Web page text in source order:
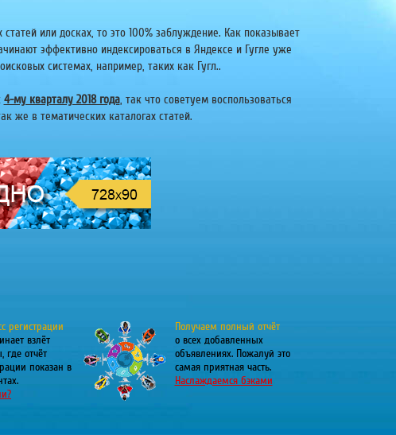
или досках, то это 100% заблуждение. Как показывает
эффективно индексироваться в Яндексе и Гугле уже
системах, например, таких как Гугл..
4-му кварталу 2018 года, так что советуем воспользоваться
же в тематических каталогах статей.
регистрации
взлёт
где отчёт
показан в
Получаем полный отчёт
о всех добавленных
объявлениях. Пожалуй это
самая приятная часть.
Наслаждаемся бэками